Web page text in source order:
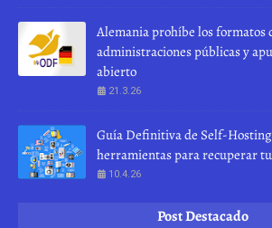
Alemania prohíbe los formatos
administraciones públicas y
abierto
21.3.26
Guía Definitiva de Self-Hosting
herramientas para recuperar
10.4.26
Post Destacado